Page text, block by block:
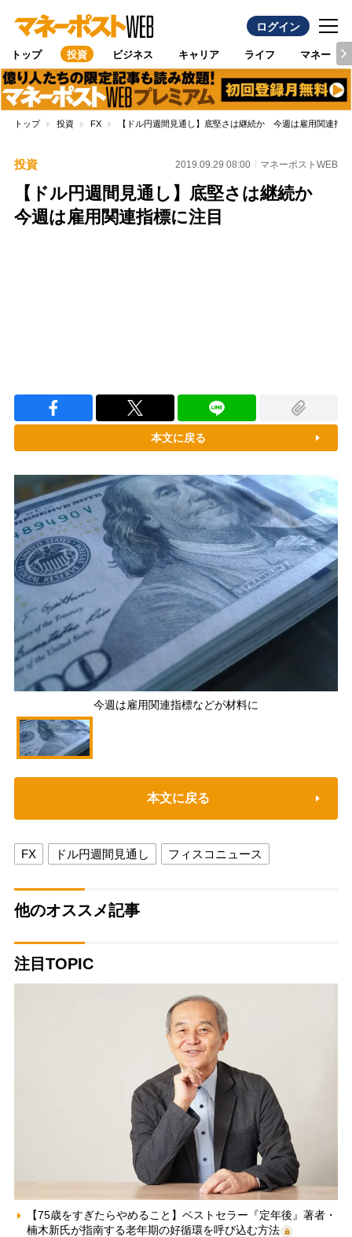
ログイン
トップ 投資 ビジネス キャリア ライフ マネー
トップ 投資 FX 【ドル円週間見通し】底堅さは継続か 今週は雇用関連指
投資 2019.09.29 08:00 マネーポストWEB
【ドル円週間見通し】底堅さは継続か
今週は雇用関連指標に注目
本文に戻る
今週は雇用関連指標などが材料に
本文に戻る
FX ドル円週間見通し フィスコニュース
他のオススメ記事
注目TOPIC
【75歳をすぎたらやめること】ベストセラー『定年後』著者・
楠木新氏が指南する老年期の好循環を呼び込む方法